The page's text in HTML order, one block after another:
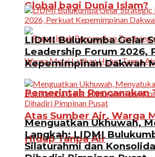
Global bagi Dunia Islam?
Pemerintah Rencanakan
Atas Sumber Air, Warga
Hidup Tanpa Air
LIDMI Bulukumba Gelar
Leadership Forum 2026,
Kepemimpinan Dakwah
Menguatkan Ukhuwah,
Langkah: LIDMI
Silaturahmi dan